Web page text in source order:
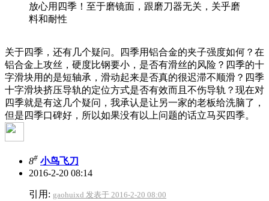
放心用四季！至于磨镜面，跟磨刀器无关，关乎磨
料和耐性
关于四季，还有几个疑问。四季用铝合金的夹子强度如何？在
铝合金上攻丝，硬度比钢要小，是否有滑丝的风险？四季的十
字滑块用的是短轴承，滑动起来是否真的很迟滞不顺滑？四季
十字滑块挤压导轨的定位方式是否有效而且不伤导轨？现在对
四季就是有这几个疑问，我承认是让另一家的老板给洗脑了，
但是四季口碑好，所以如果没有以上问题的话立马买四季。
8# 小鸟飞刀
2016-2-20 08:14
引用: gaohuixd 发表于 2016-2-20 08:00